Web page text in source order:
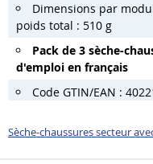
Dimensions par
poids total : 510 g
Pack de 3 sèche-
d'emploi en français
Code GTIN/EAN :
Sèche-chaussures secteur